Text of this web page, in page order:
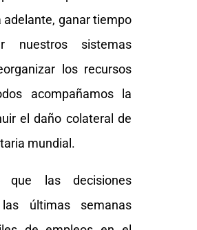
adelante, ganar tiempo
nuestros sistemas
los recursos
acompañamos la
el daño colateral de
mundial.
que las decisiones
últimas semanas